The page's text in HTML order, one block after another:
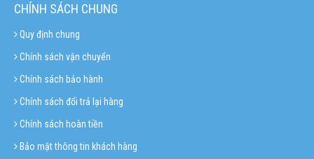
CHÍNH SÁCH CHUNG
Quy định chung
Chính sách vận chuyển
Chính sách bảo hành
Chính sách đổi trả lại hàng
Chính sách hoàn tiền
Bảo mật thông tin khách hàng